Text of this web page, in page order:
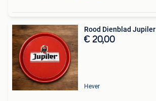
Rood Dienblad Jupiler
€ 20,00
Hever